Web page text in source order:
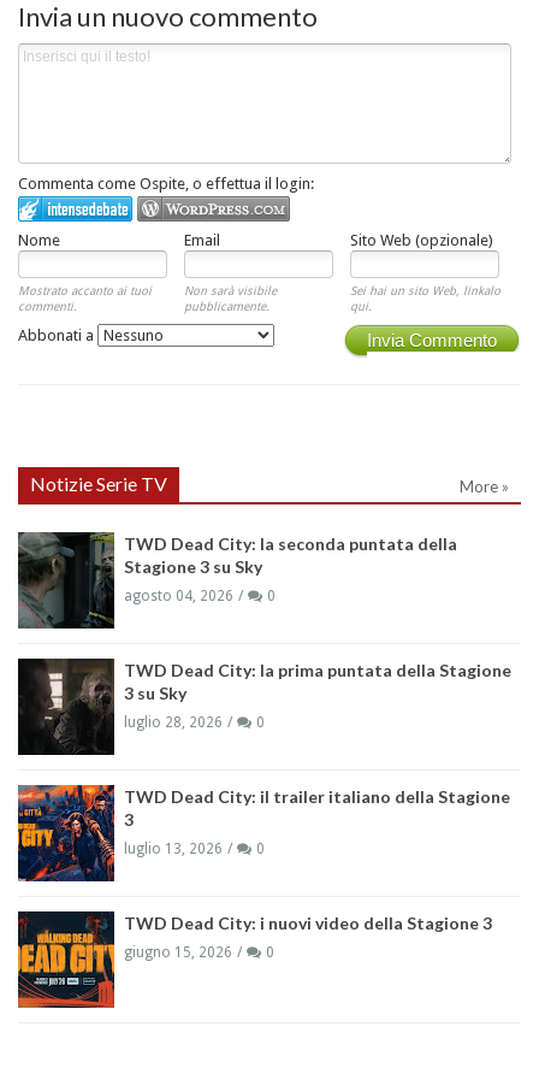
Invia un nuovo commento
Commenta come Ospite, o effettua il login:
Nome Email Sito Web (opzionale)
Mostrato accanto ai tuoi
commenti.
Non sarà visibile
pubblicamente.
Sei hai un sito Web, linkalo
qui.
Invia Commento
Abbonati a
Notizie Serie TV More »
TWD Dead City: la seconda puntata della
Stagione 3 su Sky
agosto 04, 2026 0
TWD Dead City: la prima puntata della Stagione
3 su Sky
luglio 28, 2026 0
TWD Dead City: il trailer italiano della Stagione
3
luglio 13, 2026 0
TWD Dead City: i nuovi video della Stagione 3
giugno 15, 2026 0